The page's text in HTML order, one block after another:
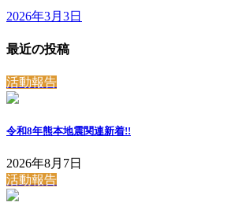
2026年3月3日
最近の投稿
活動報告
令和8年熊本地震関連新着!!
2026年8月7日
活動報告